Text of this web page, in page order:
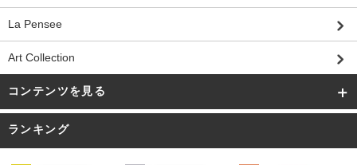
La Pensee
Art Collection
コンテンツを見る
ランキング